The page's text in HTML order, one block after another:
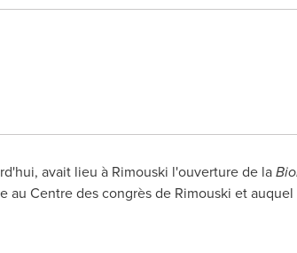
avait lieu à Rimouski l'ouverture de la
au Centre des congrès de Rimouski et